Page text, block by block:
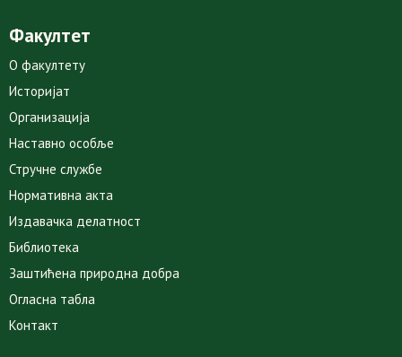
Факултет
О факултету
Историјат
Организација
Наставно особље
Стручне службе
Нормативна акта
Издавачка делатност
Библиотека
Заштићена природна добра
Огласна табла
Контакт